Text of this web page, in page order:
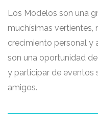
Los Modelos son una
muchísimas vertientes,
crecimiento personal y
son una oportunidad
y participar de eventos
amigos.